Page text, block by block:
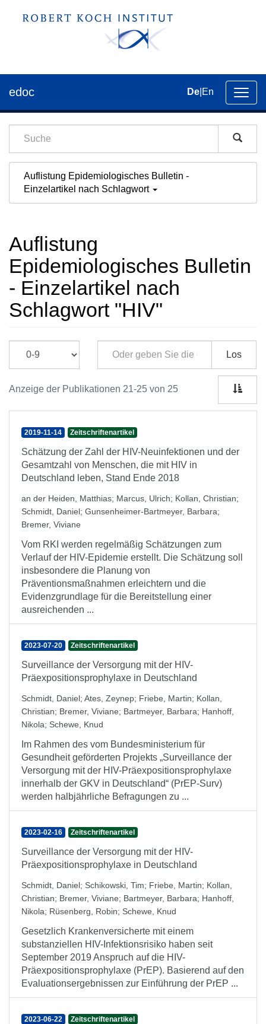
der
edoc De En
Auflistung Epidemiologisches Bulletin -
Einzelartikel nach Schlagwort
Auflistung
Epidemiologisches Bulletin
- Einzelartikel nach
Schlagwort "HIV"
Los
Anzeige der Publikationen 21-25 von 25
2019-11-14 Zeitschriftenartikel
Schätzung der Zahl der HIV-Neuinfektionen und der
Gesamtzahl von Menschen, die mit HIV in
Deutschland leben, Stand Ende 2018
an der Heiden, Matthias; Marcus, Ulrich; Kollan, Christian;
Schmidt, Daniel; Gunsenheimer-Bartmeyer, Barbara;
Bremer, Viviane
Vom RKI werden regelmäßig Schätzungen zum
Verlauf der HIV-Epidemie erstellt. Die Schätzung soll
insbesondere die Planung von
Präventionsmaßnahmen erleichtern und die
Evidenzgrundlage für die Bereitstellung einer
ausreichenden ...
2023-07-20 Zeitschriftenartikel
Surveillance der Versorgung mit der HIV-
Präexpositionsprophylaxe in Deutschland
Schmidt, Daniel; Ates, Zeynep; Friebe, Martin; Kollan,
Christian; Bremer, Viviane; Bartmeyer, Barbara; Hanhoff,
Nikola; Schewe, Knud
Im Rahmen des vom Bundesministerium für
Gesundheit geförderten Projekts „Surveillance der
Versorgung mit der HIV-Präexpositionsprophylaxe
innerhalb der GKV in Deutschland“ (PrEP-Surv)
werden halbjährliche Befragungen zu ...
2023-02-16 Zeitschriftenartikel
Surveillance der Versorgung mit der HIV-
Präexpositionsprophylaxe in Deutschland
Schmidt, Daniel; Schikowski, Tim; Friebe, Martin; Kollan,
Christian; Bremer, Viviane; Bartmeyer, Barbara; Hanhoff,
Nikola; Rüsenberg, Robin; Schewe, Knud
Gesetzlich Krankenversicherte mit einem
substanziellen HIV-Infektionsrisiko haben seit
September 2019 Anspruch auf die HIV-
Präexpositionsprophylaxe (PrEP). Basierend auf den
Evaluationsergebnissen zur Einführung der PrEP ...
2023-06-22 Zeitschriftenartikel